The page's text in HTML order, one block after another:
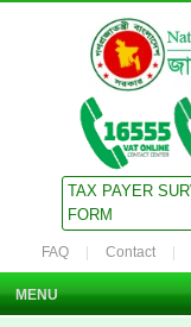
TAX PAYER
FORM
FAQ Contact
MENU